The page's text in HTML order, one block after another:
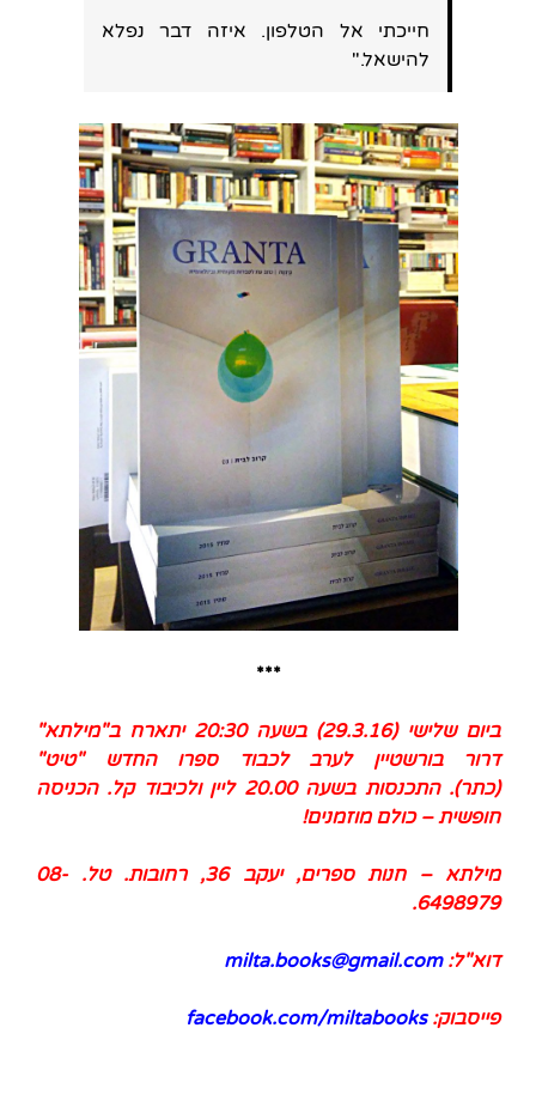
חייכתי אל הטלפון. איזה דבר נפלא
להישאל."
***
ביום שלישי (29.3.16) בשעה 20:30 יתארח ב"מילתא"
דרור בורשטיין לערב לכבוד ספרו החדש "טיט"
(כתר).התכנסות בשעה 20.00 ליין ולכיבוד קל.
הכניסה
חופשית – כולם מוזמנים!
מילתא – חנות ספרים, יעקב 36, רחובות. טל.
08-
6498979
.
דוא"ל: milta.books@gmail.com
פייסבוק:facebook.com/miltabooks